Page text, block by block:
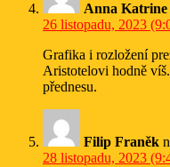
Anna
26 listopadu, 2023
Grafika i rozložení
Aristotelovi hodně
přednesu.
Filip Franěk
28 listopadu, 2023